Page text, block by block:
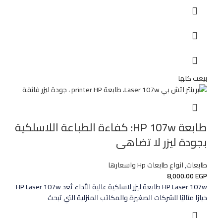
بيعت كلها
طابعة HP 107w: كفاءة الطباعة اللاسلكية
بجودة ليزر لا تضاهى
طابعات,انواع طابعات Hp واسعارها
8,000.00EGP
HP Laser 107w طابعة ليزر لاسلكية عالية الأداء تُعد HP Laser 107w
خيارًا مثاليًا للشركات الصغيرة والمكاتب المنزلية التي تبحث